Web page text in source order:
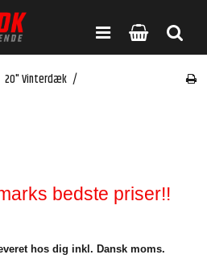
20" Vinterdæk /
bedste priser!!
hos dig inkl. Dansk moms.